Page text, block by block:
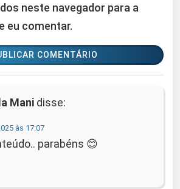
neste navegador para a
eu comentar.
Mani disse:
às 17:07
parabéns 😊